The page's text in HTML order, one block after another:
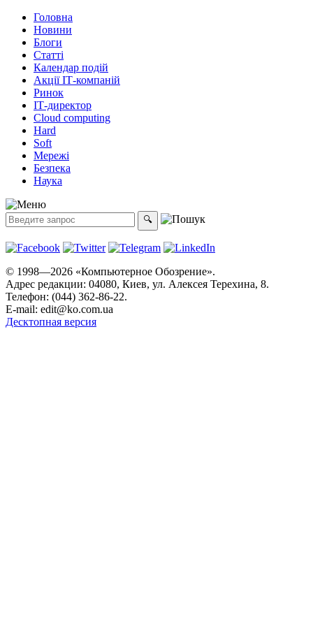
Головна
Новини
Блоги
Статті
Календар подій
Акції ІТ-компаній
Ринок
ІТ-директор
Cloud computing
Hard
Soft
Мережі
Безпека
Наука
© 1998—2026 «Компьютерное Обозрение».
Адрес редакции: 04080, Киев, ул. Алексея Терехина, 8.
Телефон: (044) 362-86-22.
E-mail: edit@ko.com.ua
Десктопная версия